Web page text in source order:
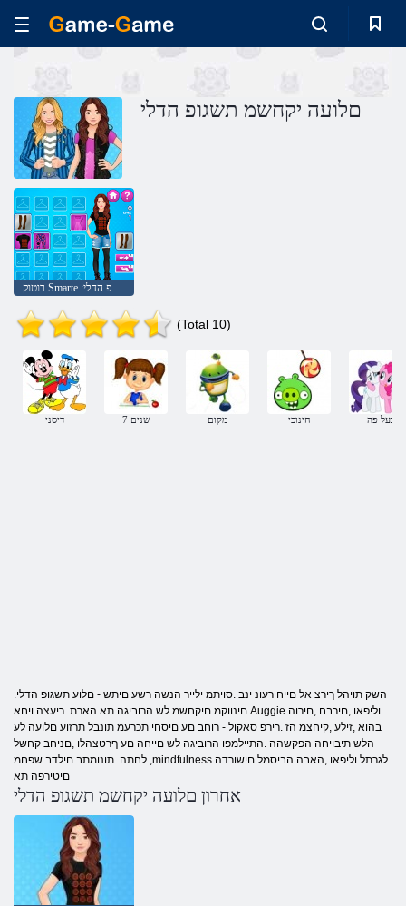
םלועה יקחשמ תשגופ הדלי
רוטוק Smarte :םלוע שגופ הדלי
(Total 10)
דיסני 7 שנים מקום חינוכי בעל פה
.השק תויהל ךירצ אל םייח רעונ ינב .סויתמ ילייר הנשה רשע םיתש - םלוע תשגופ הדלי
םינווקמ םיקחשמ לש הרוביגה תא הארת .ריעצה ויחא Auggie וליפאו ,םירבח ,םירוה
בהוא ,זילע ,קיחצמ הז .רירפ סאקול - רוחב םע םיסחי תכרעמ תונבל תרזוע םלועה לע
הלש תיבויחה הפקשהה .התיילמפו הרוביגה לש םייחה םע ףרטצהלו ,םניחב קחשל
לחתה .תונומתב םילדב שפחמ ,mindfulness לגרתל וליפאו ,האבה הביסמל םישורדה
םיטירפה תא
אחרון םלועה יקחשמ תשגופ הדלי